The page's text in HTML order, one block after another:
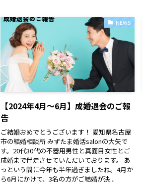
NEWS
【2024年4月～6月】成婚退会のご報
告
ご結婚おめでとうございます！ 愛知県名古屋
市の結婚相談所 みずたま婚活salonの大矢で
す。20代30代の不器用男性と真面目女性とご
成婚まで伴走させていただいております。 あ
っという間に今年も半年過ぎましたね。4月か
ら6月にかけて、3名の方がご結婚が決...